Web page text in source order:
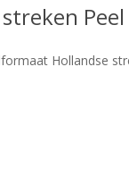
Hollandse